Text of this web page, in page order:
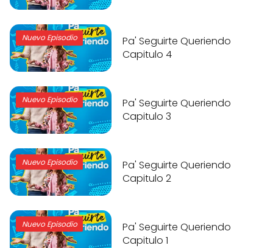
Nuevo Episodio
Pa' Seguirte Queriendo
Capitulo 4
Nuevo Episodio
Pa' Seguirte Queriendo
Capitulo 3
Nuevo Episodio
Pa' Seguirte Queriendo
Capitulo 2
Nuevo Episodio
Pa' Seguirte Queriendo
Capitulo 1